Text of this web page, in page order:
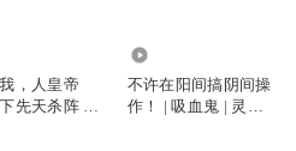
，人皇帝
先天杀阵 |
不许在阳间搞阴间操
作！ | 吸血鬼 | 灵气